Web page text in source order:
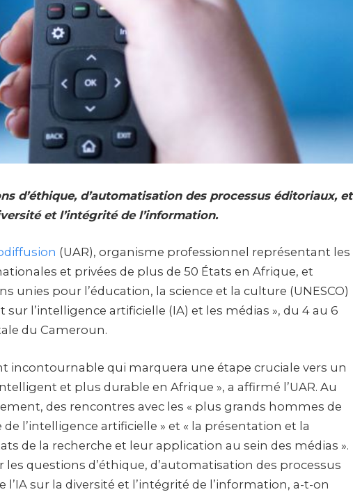
d’éthique, d’automatisation des processus éditoriaux, et
et l’intégrité de l’information.
(UAR), organisme professionnel représentant les
et privées de plus de 50 États en Afrique, et
unies pour l’éducation, la science et la culture (UNESCO)
l’intelligence artificielle (IA) et les médias », du 4 au 6
du Cameroun.
incontournable qui marquera une étape cruciale vers un
et plus durable en Afrique », a affirmé l’UAR. Au
des rencontres avec les « plus grands hommes de
l’intelligence artificielle » et « la présentation et la
de la recherche et leur application au sein des médias ».
questions d’éthique, d’automatisation des processus
l’IA sur la diversité et l’intégrité de l’information, a-t-on